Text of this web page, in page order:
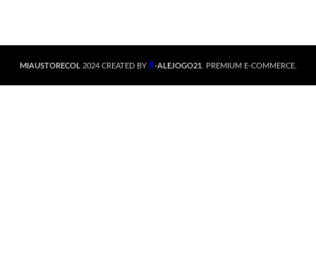
MIAUSTORECOL 2024 CREATED BY X-ALEJOGO21 . PREMIUM E-COMMERCE.